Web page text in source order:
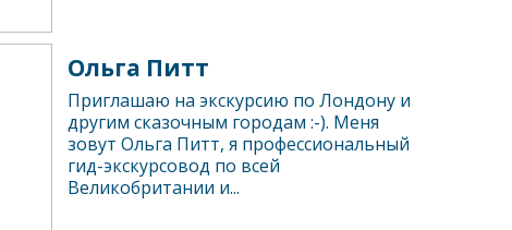
Ольга Питт
Приглашаю на экскурсию по Лондону и
другим сказочным городам :-). Меня
зовут Ольга Питт, я профессиональный
гид-экскурсовод по всей
Великобритании и...